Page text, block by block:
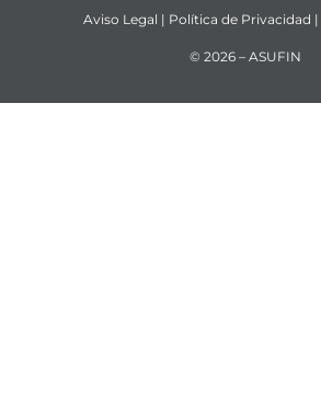
Aviso Legal | Política de Privacidad |
© 2026 – ASUFIN